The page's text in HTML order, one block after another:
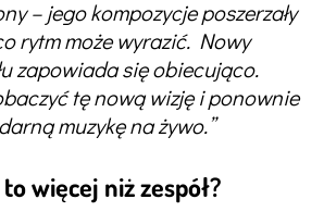
– jego kompozycje poszerzały
rytm może wyrazić. Nowy
zapowiada się obiecująco.
tę nową wizję i ponownie
muzykę na żywo.”
więcej niż zespół?